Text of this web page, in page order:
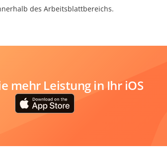
des Arbeitsblattbereichs.
mehr Leistung in Ihr iOS